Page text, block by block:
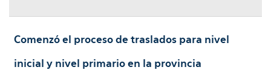
Comenzó el proceso de traslados para nivel
inicial y nivel primario en la provincia